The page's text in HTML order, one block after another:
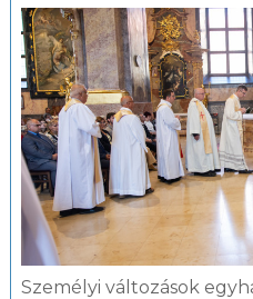
Személyi változások